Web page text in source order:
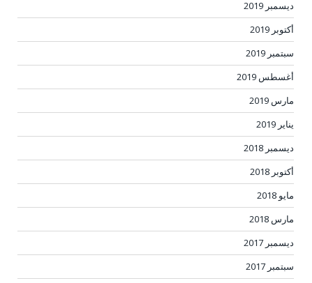
ديسمبر 2019
أكتوبر 2019
سبتمبر 2019
أغسطس 2019
مارس 2019
يناير 2019
ديسمبر 2018
أكتوبر 2018
مايو 2018
مارس 2018
ديسمبر 2017
سبتمبر 2017